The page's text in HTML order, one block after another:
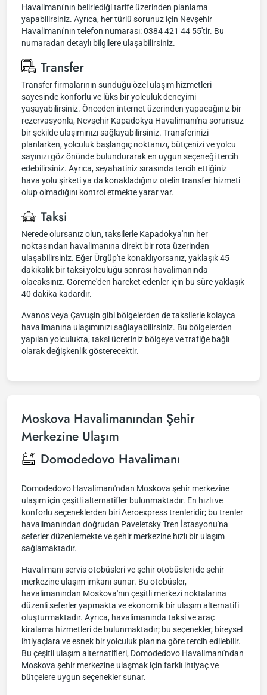
Havalimanı'nın belirlediği tarife üzerinden planlama
yapabilirsiniz. Ayrıca, her türlü sorunuz için Nevşehir
Havalimanı'nın telefon numarası: 0384 421 44 55'tir. Bu
numaradan detaylı bilgilere ulaşabilirsiniz.
Transfer
Transfer firmalarının sunduğu özel ulaşım hizmetleri
sayesinde konforlu ve lüks bir yolculuk deneyimi
yaşayabilirsiniz. Önceden internet üzerinden yapacağınız bir
rezervasyonla, Nevşehir Kapadokya Havalimanı'na sorunsuz
bir şekilde ulaşımınızı sağlayabilirsiniz. Transferinizi
planlarken, yolculuk başlangıç noktanızı, bütçenizi ve yolcu
sayınızı göz önünde bulundurarak en uygun seçeneği tercih
edebilirsiniz. Ayrıca, seyahatiniz sırasında tercih ettiğiniz
hava yolu şirketi ya da konakladığınız otelin transfer hizmeti
olup olmadığını kontrol etmekte yarar var.
Taksi
Nerede olursanız olun, taksilerle Kapadokya'nın her
noktasından havalimanına direkt bir rota üzerinden
ulaşabilirsiniz. Eğer Ürgüp'te konaklıyorsanız, yaklaşık 45
dakikalık bir taksi yolculuğu sonrası havalimanında
olacaksınız. Göreme'den hareket edenler için bu süre yaklaşık
40 dakika kadardır.
Avanos veya Çavuşin gibi bölgelerden de taksilerle kolayca
havalimanına ulaşımınızı sağlayabilirsiniz. Bu bölgelerden
yapılan yolculukta, taksi ücretiniz bölgeye ve trafiğe bağlı
olarak değişkenlik gösterecektir.
Moskova Havalimanından Şehir
Merkezine Ulaşım
Domodedovo Havalimanı
Domodedovo Havalimanı'ndan Moskova şehir merkezine
ulaşım için çeşitli alternatifler bulunmaktadır. En hızlı ve
konforlu seçeneklerden biri Aeroexpress trenleridir; bu trenler
havalimanından doğrudan Paveletsky Tren İstasyonu'na
seferler düzenlemekte ve şehir merkezine hızlı bir ulaşım
sağlamaktadır.
Havalimanı servis otobüsleri ve şehir otobüsleri de şehir
merkezine ulaşım imkanı sunar. Bu otobüsler,
havalimanından Moskova'nın çeşitli merkezi noktalarına
düzenli seferler yapmakta ve ekonomik bir ulaşım alternatifi
oluşturmaktadır. Ayrıca, havalimanında taksi ve araç
kiralama hizmetleri de bulunmaktadır; bu seçenekler, bireysel
ihtiyaçlara ve esnek bir yolculuk planına göre tercih edilebilir.
Bu çeşitli ulaşım alternatifleri, Domodedovo Havalimanı'ndan
Moskova şehir merkezine ulaşmak için farklı ihtiyaç ve
bütçelere uygun seçenekler sunar.